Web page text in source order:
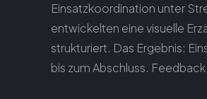
Einsatzkoordination unter
entwickelten eine visuelle
strukturiert. Das Ergebnis:
bis zum Abschluss.